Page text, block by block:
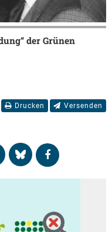
der Grünen
Drucken Versenden